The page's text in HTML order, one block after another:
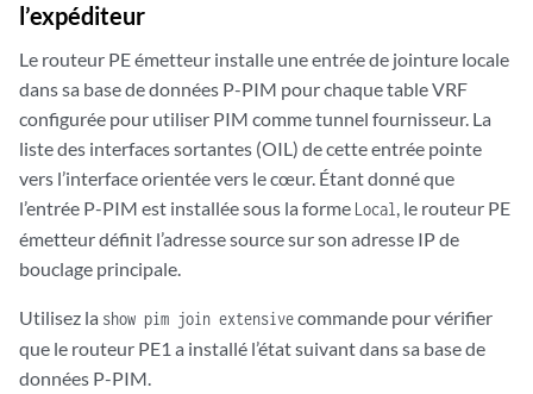
l’expéditeur
Le routeur PE émetteur installe une entrée de jointure locale
dans sa base de données P-PIM pour chaque table VRF
configurée pour utiliser PIM comme tunnel fournisseur. La
liste des interfaces sortantes (OIL) de cette entrée pointe
vers l’interface orientée vers le cœur. Étant donné que
l’entrée P-PIM est installée sous la forme Local, le routeur PE
émetteur définit l’adresse source sur son adresse IP de
bouclage principale.
Utilisez la show pim join extensivecommande pour vérifier
que le routeur PE1 a installé l’état suivant dans sa base de
données P-PIM.